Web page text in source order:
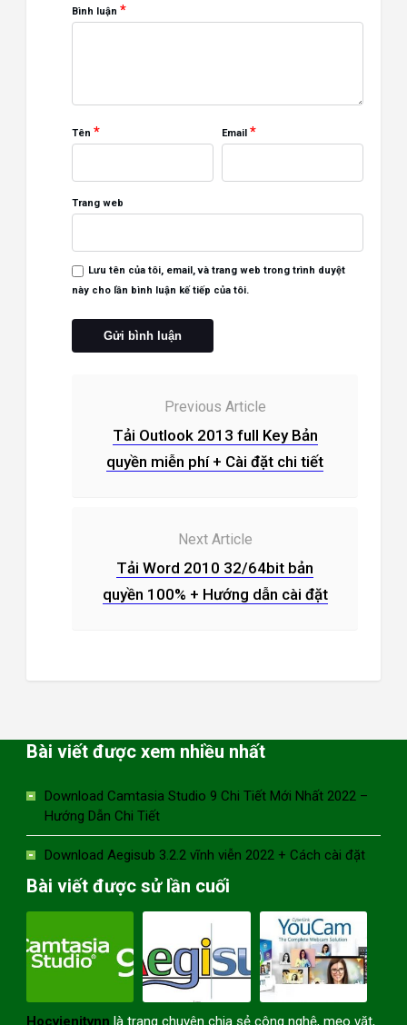
Bình luận *
Tên * Email *
Trang web
Lưu tên của tôi, email, và trang web trong trình duyệt
này cho lần bình luận kế tiếp của tôi.
Previous Article
Tải Outlook 2013 full Key Bản
quyền miễn phí + Cài đặt chi tiết
Next Article
Tải Word 2010 32/64bit bản
quyền 100% + Hướng dẫn cài đặt
Bài viết được xem nhiều nhất
Download Camtasia Studio 9 Chi Tiết Mới Nhất 2022 –
Hướng Dẫn Chi Tiết
Download Aegisub 3.2.2 vĩnh viễn 2022 + Cách cài đặt
Bài viết được sử lần cuối
Hocvienitvnn là trang chuyên chia sẻ công nghệ, mẹo vặt,